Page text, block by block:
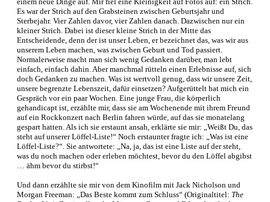
Es war der Strich auf den Grabsteinen zwischen Geburtsjahr und
Sterbejahr. Vier Zahlen davor, vier Zahlen danach. Dazwischen nur ein
kleiner Strich. Dabei ist dieser kleine Strich in der Mitte das
Entscheidende, denn der ist unser Leben, er bezeichnet das, was wir aus
unserem Leben machen, was zwischen Geburt und Tod passiert.
Normalerweise macht man sich wenig Gedanken darüber, man lebt
einfach, einfach dahin. Aber manchmal rütteln einen Erlebnisse auf, sich
doch Gedanken zu machen. Was ist wertvoll genug, dass wir unsere Zeit,
unsere begrenzte Lebenszeit, dafür einsetzen? Aufgerüttelt hat mich ein
Gespräch vor ein paar Wochen. Eine junge Frau, die körperlich
gehandicapt ist, erzählte mir, dass sie am Wochenende mit ihrem Freund
auf ein Rockkonzert nach Berlin fahren würde, auf das sie monatelang
gespart hatten. Als ich sie erstaunt ansah, erklärte sie mir: „Weißt Du, das
steht auf unserer Löffel-Liste!“ Noch erstaunter fragte ich: „Was ist eine
Löffel-Liste?“. Sie antwortete: „Na, ja, das ist eine Liste auf der steht,
was du noch machen oder erleben möchtest, bevor du den Löffel abgibst
… ähm bevor du stirbst!“
Und dann erzählte sie mir von dem Kinofilm mit Jack Nicholson und
Morgan Freeman: „Das Beste kommt zum Schluss“ (Originaltitel: The